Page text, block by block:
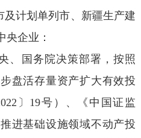
计划单列市、新疆生产建
央企业：
国务院决策部署，按照
盘活存量资产扩大有效投
〕19号）、《中国证监
进基础设施领域不动产投